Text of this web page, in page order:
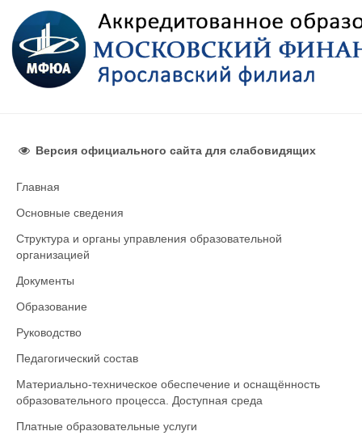
Версия официального сайта для слабовидящих
Главная
Основные сведения
Структура и органы управления образовательной
организацией
Документы
Образование
Руководство
Педагогический состав
Материально-техническое обеспечение и оснащённость
образовательного процесса. Доступная среда
Платные образовательные услуги